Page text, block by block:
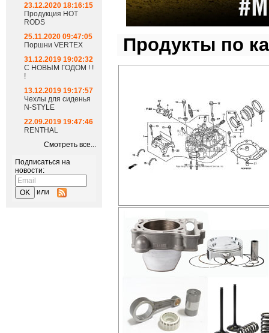
23.12.2020 18:16:15
Продукция HOT
RODS
25.11.2020 09:47:05
Поршни VERTEX
31.12.2019 19:02:32
С НОВЫМ ГОДОМ ! !
!
13.12.2019 19:17:57
Чехлы для сиденья
N-STYLE
22.09.2019 19:47:46
RENTHAL
Смотреть все...
Подписаться на
новости:
или
Продукты по